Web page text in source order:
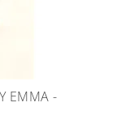
EMMA -